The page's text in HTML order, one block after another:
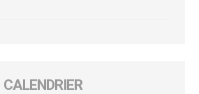
CALENDRIER